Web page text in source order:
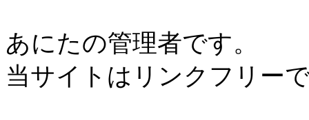
あにたの管理者です。
当サイトはリンクフリー